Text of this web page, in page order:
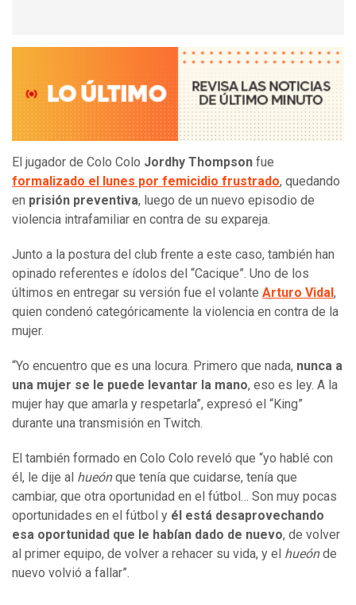
El jugador de Colo Colo Jordhy Thompson fue
formalizado el lunes por femicidio frustrado, quedando
en prisión preventiva, luego de un nuevo episodio de
violencia intrafamiliar en contra de su expareja.
Junto a la postura del club frente a este caso, también han
opinado referentes e ídolos del “Cacique”. Uno de los
últimos en entregar su versión fue el volante Arturo Vidal ,
quien condenó categóricamente la violencia en contra de la
mujer.
“Yo encuentro que es una locura. Primero que nada, nunca a
una mujer se le puede levantar la mano, eso es ley. A la
mujer hay que amarla y respetarla”, expresó el “King”
durante una transmisión en Twitch.
El también formado en Colo Colo reveló que “yo hablé con
él, le dije al hueónque tenía que cuidarse, tenía que
cambiar, que otra oportunidad en el fútbol… Son muy pocas
oportunidades en el fútbol y él está desaprovechando
esa oportunidad que le habían dado de nuevo, de volver
al primer equipo, de volver a rehacer su vida, y el hueónde
nuevo volvió a fallar”.